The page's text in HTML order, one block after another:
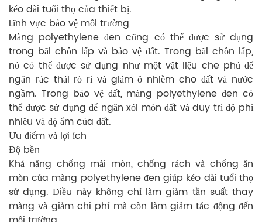
kéo dài tuổi thọ của thiết bị.
Lĩnh vực bảo vệ môi trường
Màng polyethylene đen cũng có thể được sử dụng
trong bãi chôn lấp và bảo vệ đất. Trong bãi chôn lấp,
nó có thể được sử dụng như một vật liệu che phủ để
ngăn rác thải rò rỉ và giảm ô nhiễm cho đất và nước
ngầm. Trong bảo vệ đất, màng polyethylene đen có
thể được sử dụng để ngăn xói mòn đất và duy trì độ phì
nhiêu và độ ẩm của đất.
Ưu điểm và lợi ích
Độ bền
Khả năng chống mài mòn, chống rách và chống ăn
mòn của màng polyethylene đen giúp kéo dài tuổi thọ
sử dụng. Điều này không chỉ làm giảm tần suất thay
màng và giảm chi phí mà còn làm giảm tác động đến